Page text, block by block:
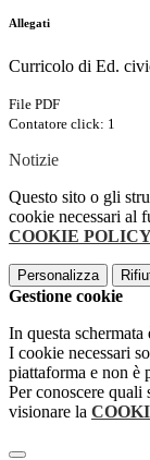
Allegati
Curricolo di Ed.
File PDF
Contatore click: 1
Notizie
Questo sito o gli
cookie necessari al
COOKIE
Personalizza
Gestione cookie
In questa
I cookie necessari
piattaforma e non è
Per conoscere quali
visionare la